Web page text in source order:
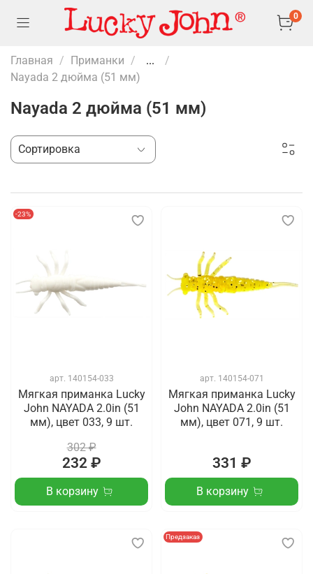
0
Главная Приманки
...
Nayada 2 дюйма (51 мм)
Nayada 2 дюйма (51 мм)
-23%
арт. 140154-033
Мягкая приманка Lucky
John NAYADA 2.0in (51
мм), цвет 033, 9 шт.
302 ₽
232 ₽
В корзину
арт. 140154-071
Мягкая приманка Lucky
John NAYADA 2.0in (51
мм), цвет 071, 9 шт.
331 ₽
В корзину
Предзаказ